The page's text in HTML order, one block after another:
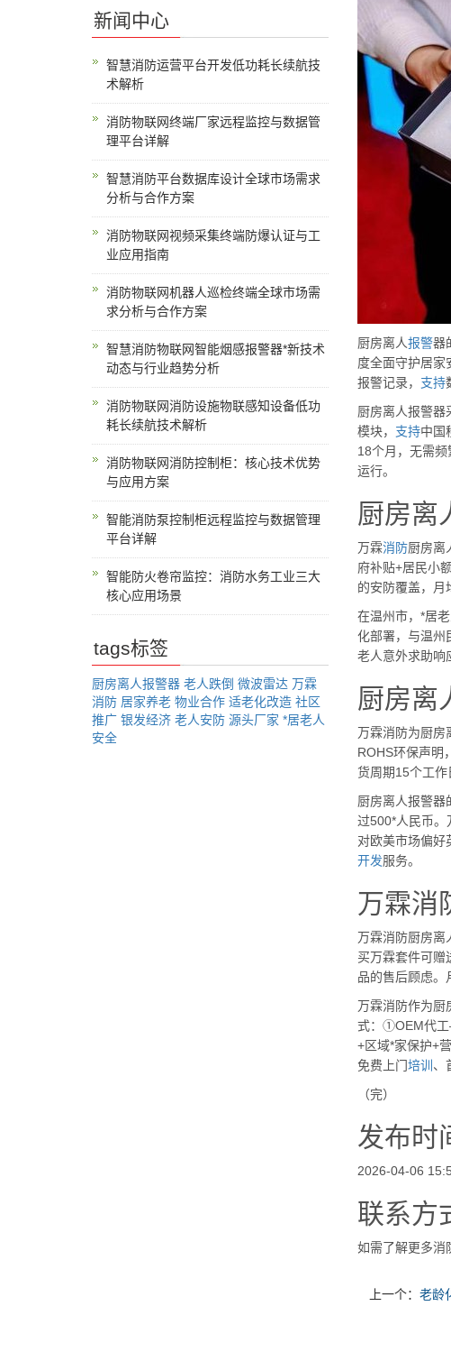
厨房离人报警器
度全面守护居家
报警记录， 支持
厨房离人报警器
模块， 支持中国
18个月，无需
运行。
厨房离
万霖消防厨房离
府补贴+居民小
的安防覆盖，月
在温州市，*居
化部署，与温州
老人意外求助响
厨房离
万霖消防为厨房
ROHS环保声明
货周期15个工作
厨房离人报警器
过500*人民币。
对欧美市场偏好
开发服务。
万霖消
万霖消防厨房离
买万霖套件可赠
品的售后顾虑。
万霖消防作为厨
式：①OEM代
+区域*家保护+
免费上门培训 、
（完）
发布时
2026-04-06
联系方
如需了解更多消
上一个：老龄
新闻中心
智慧消防运营平台开发低功耗长续航技
术解析
消防物联网终端厂家远程监控与数据管
理平台详解
智慧消防平台数据库设计全球市场需求
分析与合作方案
消防物联网视频采集终端防爆认证与工
业应用指南
消防物联网机器人巡检终端全球市场需
求分析与合作方案
智慧消防物联网智能烟感报警器*新技术
动态与行业趋势分析
消防物联网消防设施物联感知设备低功
耗长续航技术解析
消防物联网消防控制柜：核心技术优势
与应用方案
智能消防泵控制柜远程监控与数据管理
平台详解
智能防火卷帘监控：消防水务工业三大
核心应用场景
tags标签
厨房离人报警器 老人跌倒 微波雷达 万霖
消防 居家养老 物业合作 适老化改造 社区
推广 银发经济 老人安防 源头厂家 *居老人
安全